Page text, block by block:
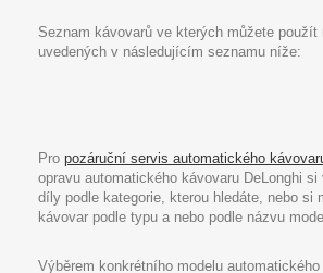
Seznam kávovarů ve kterých můžete použít
uvedených v následujícím seznamu níže:
Pro pozáruční servis automatického
opravu automatického kávovaru DeLonghi si
díly podle kategorie, kterou hledáte, nebo si
kávovar podle typu a nebo podle názvu
Výběrem konkrétního modelu